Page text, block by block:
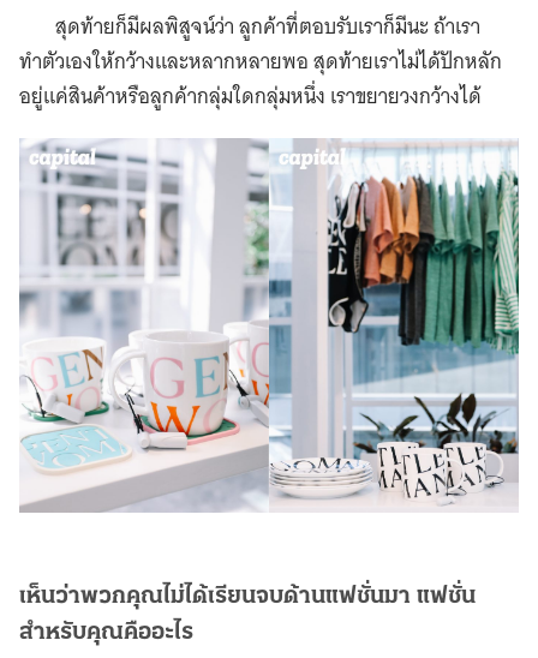
สุดท้ายก็มีผลพิสูจน์ว่า ลูกค้าที่ตอบรับเราก็มีนะ ถ้าเรา
ทำตัวเองให้กว้างและหลากหลายพอ สุดท้ายเราไม่ได้ปักหลัก
อยู่แค่สินค้าหรือลูกค้ากลุ่มใดกลุ่มหนึ่ง เราขยายวงกว้างได้
เห็นว่าพวกคุณไม่ได้เรียนจบด้านแฟชั่นมา แฟชั่น
สำหรับคุณคืออะไร